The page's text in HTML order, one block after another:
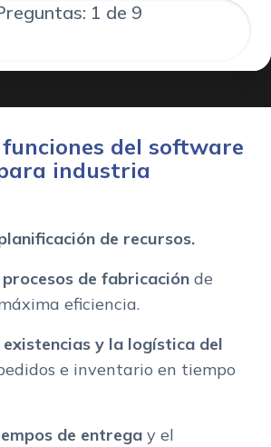
1 de 9
del software
industria
de recursos.
de fabricación de
eficiencia.
y la logística del
e inventario en tiempo
de entrega y el